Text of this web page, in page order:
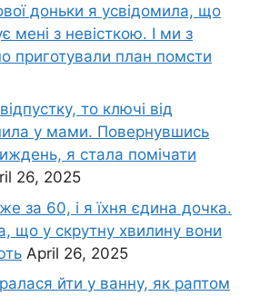
доньки я усвідомила, що
мені з невісткою. І ми з
приготували план помсти
то ключі від
у мами. Повернувшись
я стала помічати
26, 2025
за 60, і я їхня єдина дочка.
що у скрутну хвилину вони
April 26, 2025
йти у ванну, як раптом